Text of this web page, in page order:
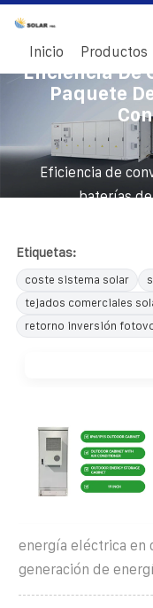
Inicio Productos
Eficiencia De
Paquete
Eficiencia de
baterías
Etiquetas:
coste sistema solar
tejados comerciales
retorno inversión
energía eléctrica en
generación de